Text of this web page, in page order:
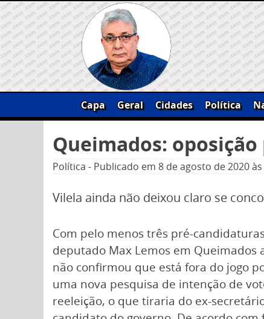
Skip
to
content
Capa Geral Cidades Política
por:
Queimados:
Política - Publicado em 8 de agosto de 2020
Vilela ainda não deixou claro se
Com pelo menos três pré-
deputado Max Lemos em Queimados
não confirmou que está fora do jogo
uma nova pesquisa de intenção de
reeleição, o que tiraria do ex-